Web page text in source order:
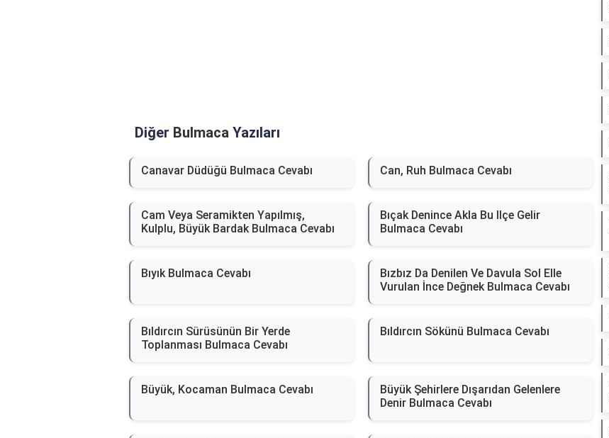
Diğer Bulmaca Yazıları
Canavar Düdüğü Bulmaca Cevabı Can, Ruh Bulmaca Cevabı
Cam Veya Seramikten Yapılmış,
Kulplu, Büyük Bardak Bulmaca Cevabı
Bıçak Denince Akla Bu Ilçe Gelir
Bulmaca Cevabı
Bıyık Bulmaca Cevabı
Bızbız Da Denilen Ve Davula Sol Elle
Vurulan İnce Değnek Bulmaca Cevabı
Bıldırcın Sürüsünün Bir Yerde
Toplanması Bulmaca Cevabı
Bıldırcın Sökünü Bulmaca Cevabı
Büyük, Kocaman Bulmaca Cevabı
Büyük Şehirlere Dışarıdan Gelenlere
Denir Bulmaca Cevabı